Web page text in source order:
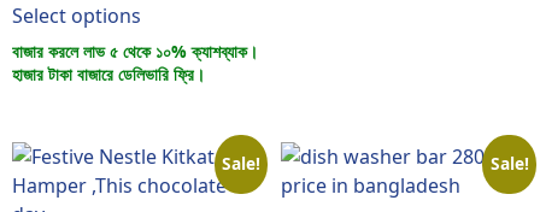
Select options
বাজার করলে লাভ ৫ থেকে ১০% ক্যাশব্যাক।
হাজার টাকা বাজারে ডেলিভারি ফ্রি।
Sale! Sale!